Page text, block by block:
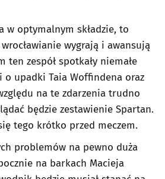
w optymalnym składzie, to
wygrają i awansują
ten zespół spotkały niemałe
o upadki Taia Woffindena oraz
na te zdarzenia trudno
będzie zestawienie Spartan.
tego krótko przed meczem.
problemów na pewno duża
na barkach Macieja